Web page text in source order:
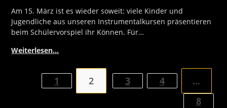
Am 15. März ist es wieder soweit: viele Kinder und
Jugendliche aus unseren Instrumentalkursen präsentieren
beim Schülervorspiel ihr Können. Für…
Weiterlesen…
1 2 3 4
…
8